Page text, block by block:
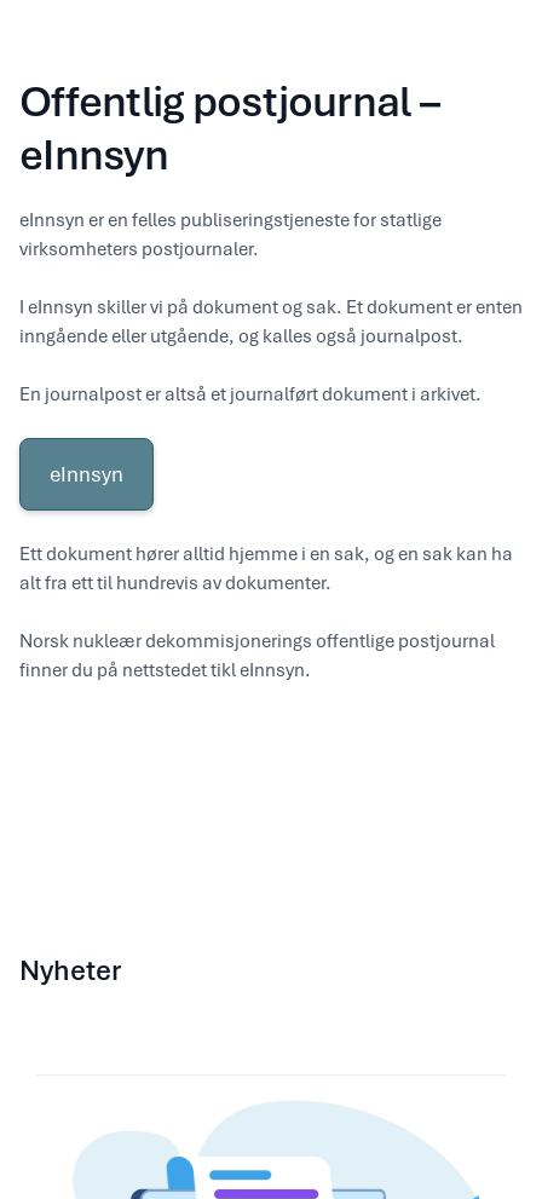
Offentlig postjournal –
eInnsyn
eInnsyn er en felles publiseringstjeneste for statlige
virksomheters postjournaler.
I eInnsyn skiller vi på dokument og sak. Et dokument er enten
inngående eller utgående, og kalles også journalpost.
En journalpost er altså et journalført dokument i arkivet.
eInnsyn
eInnsyn
Ett dokument hører alltid hjemme i en sak, og en sak kan ha
alt fra ett til hundrevis av dokumenter.
Norsk nukleær dekommisjonerings offentlige postjournal
finner du på nettstedet tikl eInnsyn.
Nyheter